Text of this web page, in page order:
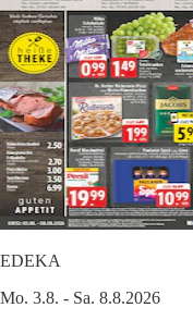
EDEKA
Mo. 3.8. - Sa. 8.8.2026